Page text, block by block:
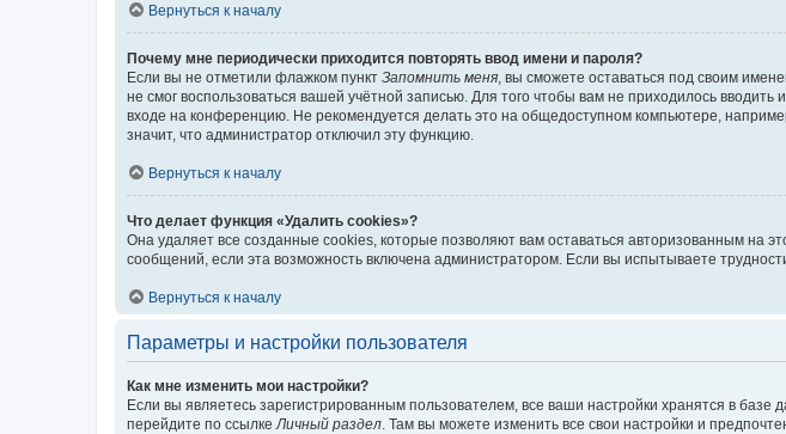
Вернуться к началу
Почему мне периодически приходится повторять ввод имени и пароля?
Если вы не отметили флажком пункт Запомнить меня , вы сможете оставаться под своим
не смог воспользоваться вашей учётной записью. Для того чтобы вам не приходилось
входе на конференцию. Не рекомендуется делать это на общедоступном компьютере,
значит, что администратор отключил эту функцию.
Вернуться к началу
Что делает функция «Удалить cookies»?
Она удаляет все созданные cookies, которые позволяют вам оставаться авторизованным на
сообщений, если эта возможность включена администратором. Если вы испытываете
Вернуться к началу
Параметры и настройки пользователя
Как мне изменить мои настройки?
Если вы являетесь зарегистрированным пользователем, все ваши настройки хранятся в
перейдите по ссылке Личный раздел . Там вы можете изменить все свои настройки и